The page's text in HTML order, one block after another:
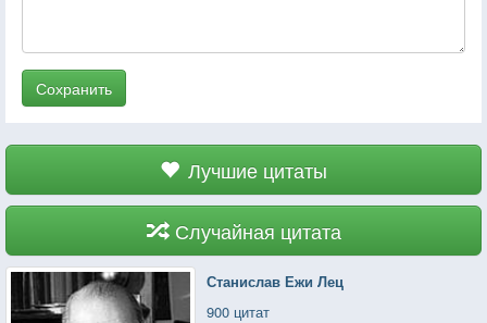
Сохранить
Лучшие цитаты
Случайная цитата
Станислав Ежи Лец
900 цитат